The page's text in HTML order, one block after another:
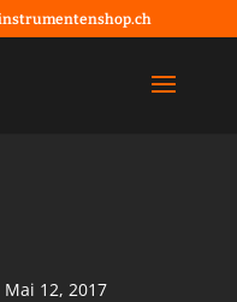
Mai 12, 2017